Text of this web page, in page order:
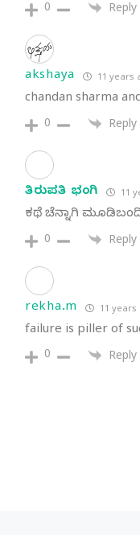
0 Reply
akshaya 11 years
chandan sharma
0 Reply
ತಿರುಪತಿ ಭಂಗಿ 11
ಕಥೆ ಚೆನ್ನಾಗಿ
0 Reply
rekha.m 11 years
failure is piller of
0 Reply